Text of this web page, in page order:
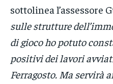
sottolinea l’assessore
sulle strutture
di gioco ho potuto
positivi dei lavori
Ferragosto. Ma servirà